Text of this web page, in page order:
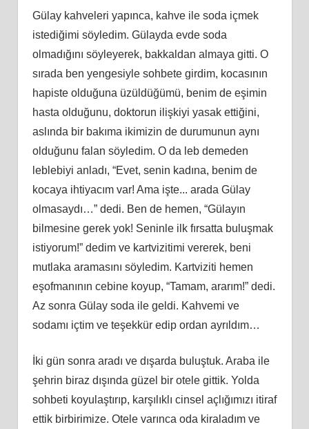
Gülay kahveleri yapınca, kahve ile soda içmek
istediğimi söyledim. Gülayda evde soda
olmadığını söyleyerek, bakkaldan almaya gitti. O
sırada ben yengesiyle sohbete girdim, kocasının
hapiste olduğuna üzüldüğümü, benim de eşimin
hasta olduğunu, doktorun ilişkiyi yasak ettiğini,
aslında bir bakıma ikimizin de durumunun aynı
olduğunu falan söyledim. O da leb demeden
leblebiyi anladı, “Evet, senin kadına, benim de
kocaya ihtiyacım var! Ama işte... arada Gülay
olmasaydı…” dedi. Ben de hemen, “Gülayın
bilmesine gerek yok! Seninle ilk fırsatta buluşmak
istiyorum!” dedim ve kartvizitimi vererek, beni
mutlaka aramasını söyledim. Kartviziti hemen
eşofmanının cebine koyup, “Tamam, ararım!” dedi.
Az sonra Gülay soda ile geldi. Kahvemi ve
sodamı içtim ve teşekkür edip ordan ayrıldım…
ki gün sonra aradı ve dışarda buluştuk. Araba ile
şehrin biraz dışında güzel bir otele gittik. Yolda
sohbeti koyulaştırıp, karşılıkl ı cinsel açlığımızı itiraf
ettik birbirimize. Otele varınca oda kiraladım ve